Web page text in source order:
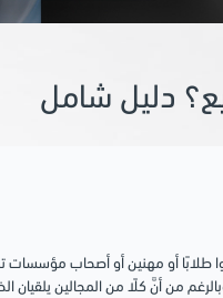
دليل شامل
طلابًا أو مهنين أو أصحاب
من أنَّ كلًا من المجالين يلقيان